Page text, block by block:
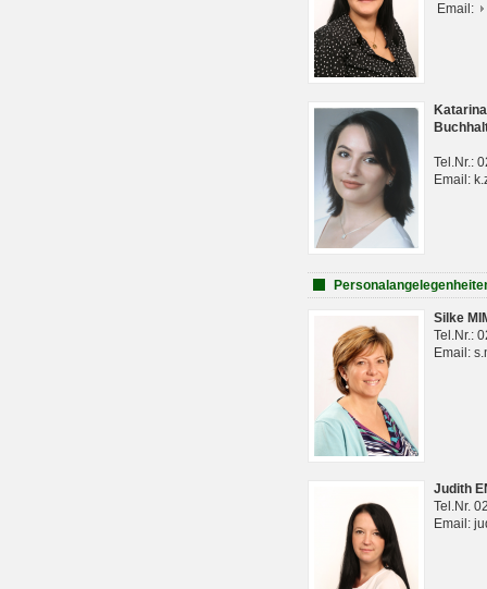
Email:
Tel.Nr.:
Email:
Silke
Tel.Nr.:
Email:
Judith
Tel.Nr.
Email: